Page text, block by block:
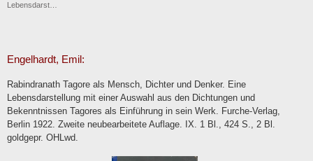
Abkürzungen
Kontakt
AGB
Widerruf
Datenschutz
Lebensdarst…
Engelhardt, Emil:
Rabindranath Tagore als Mensch, Dichter und Denker. Eine
Lebensdarstellung mit einer Auswahl aus den Dichtungen und
Bekenntnissen Tagores als Einführung in sein Werk. Furche-Verlag,
Berlin 1922. Zweite neubearbeitete Auflage. IX. 1 Bl., 424 S., 2 Bl.
goldgepr. OHLwd.